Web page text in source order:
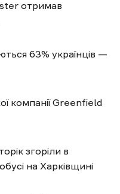
отримав
63% українців —
компанії Greenfield
згоріли в
на Харківщині